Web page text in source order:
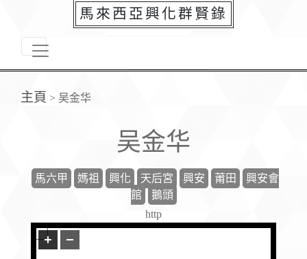
馬來西亞興化群賢錄
主頁 > 吴金华
吴金华
馬六甲 媽祖 興化 天后宮 興安 莆田
興安會
館
鵝頭
http